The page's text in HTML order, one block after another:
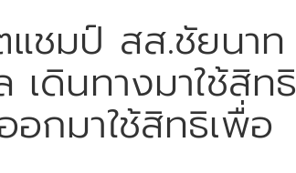
ชมป์ สส.ชัยนาท
เดินทางมาใช้สิทธิ
กมาใช้สิทธิเพื่อ